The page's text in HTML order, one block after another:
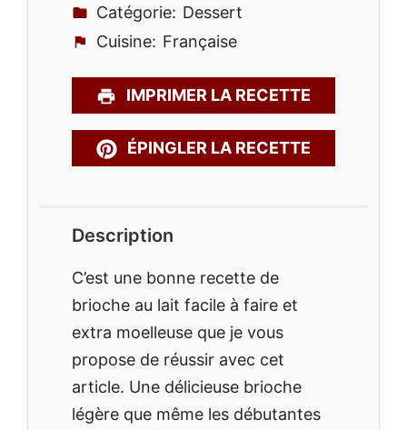
Catégorie: Dessert
Cuisine: Française
IMPRIMER LA RECETTE
ÉPINGLER LA RECETTE
Description
C’est une bonne recette de
brioche au lait facile à faire et
extra moelleuse que je vous
propose de réussir avec cet
article. Une délicieuse brioche
légère que même les débutantes